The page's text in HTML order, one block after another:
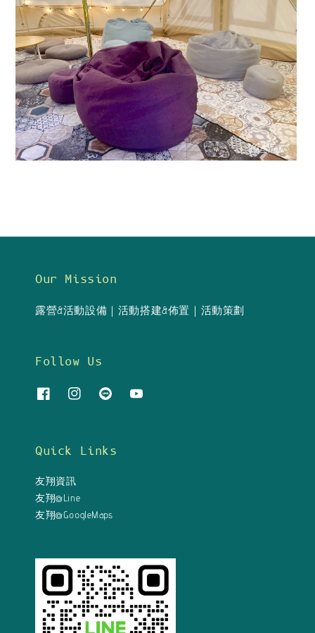
Our Mission
露營&活動設備｜活動搭建&佈置｜活動策劃
Follow Us
Quick Links
友翔資訊
友翔@Line
友翔@GoogleMaps